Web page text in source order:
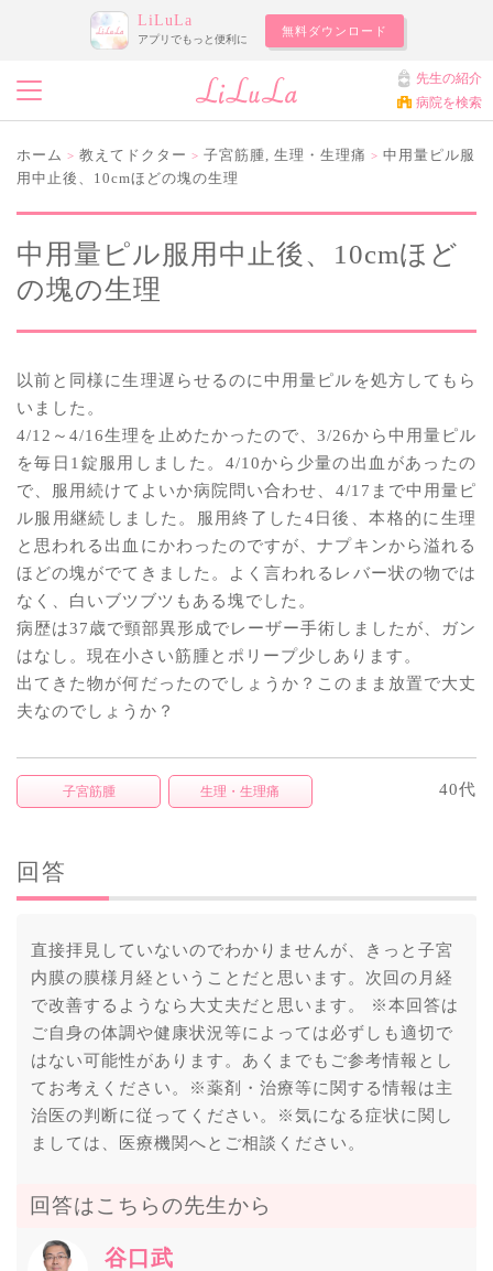
LiLuLa
アプリでもっと便利に
無料ダウンロード
先生の紹介
病院を検索
ホーム > 教えてドクター > 子宮筋腫, 生理・生理痛 > 中用量ピル服
用中止後、10cmほどの塊の生理
中用量ピル服用中止後、10cmほど
の塊の生理
以前と同様に生理遅らせるのに中用量ピルを処方してもら
いました。
4/12～4/16生理を止めたかったので、3/26から中用量ピル
を毎日1錠服用しました。4/10から少量の出血があったの
で、服用続けてよいか病院問い合わせ、4/17まで中用量ピ
ル服用継続しました。服用終了した4日後、本格的に生理
と思われる出血にかわったのですが、ナプキンから溢れる
ほどの塊がでてきました。よく言われるレバー状の物では
なく、白いブツブツもある塊でした。
病歴は37歳で頸部異形成でレーザー手術しましたが、ガン
はなし。現在小さい筋腫とポリープ少しあります。
出てきた物が何だったのでしょうか？このまま放置で大丈
夫なのでしょうか？
子宮筋腫 生理・生理痛 40代
回答
直接拝見していないのでわかりませんが、きっと子宮
内膜の膜様月経ということだと思います。次回の月経
で改善するようなら大丈夫だと思います。 ※本回答は
ご自身の体調や健康状況等によっては必ずしも適切で
はない可能性があります。あくまでもご参考情報とし
てお考えください。※薬剤・治療等に関する情報は主
治医の判断に従ってください。※気になる症状に関し
ましては、医療機関へとご相談ください。
回答はこちらの先生から
谷口武